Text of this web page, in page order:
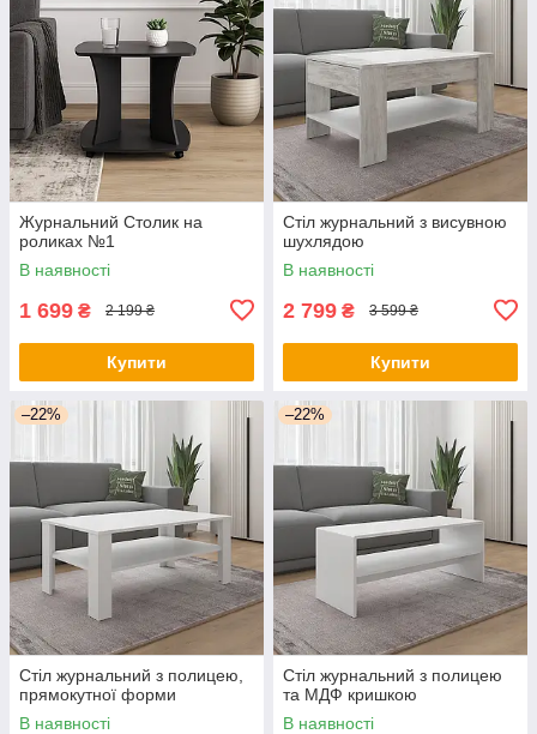
Журнальний Столик на
роликах №1
В наявності
1 699 ₴ 2 199 ₴
Купити
Стіл журнальний з висувною
шухлядою
В наявності
2 799 ₴ 3 599 ₴
Купити
–22%
Стіл журнальний з полицею,
прямокутної форми
В наявності
–22%
Стіл журнальний з полицею
та МДФ кришкою
В наявності